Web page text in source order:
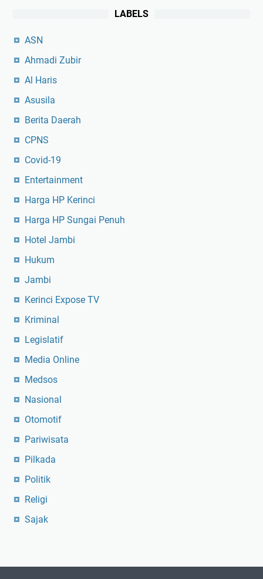
LABELS
ASN
Ahmadi Zubir
Al Haris
Asusila
Berita Daerah
CPNS
Covid-19
Entertainment
Harga HP Kerinci
Harga HP Sungai Penuh
Hotel Jambi
Hukum
Jambi
Kerinci Expose TV
Kriminal
Legislatif
Media Online
Medsos
Nasional
Otomotif
Pariwisata
Pilkada
Politik
Religi
Sajak